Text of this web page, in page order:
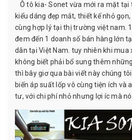
Ô tô kia- Sonet vừa mới ra mặt tại
kiểu dáng đẹp mắt, thiết kế nhỏ
cùng hợp lý tại thị trường việt nam.
đem đến 1 doanh số bán hàng lớn
dân tại Việt Nam. tuy nhiên khi mua
không biết phải bổ sung thêm
thì bây giơ qua bài viết này chúng
biến áp suất lốp vô cùng tiện ích và
tư, với chi phí nhỏ nhưng lợi íc mà